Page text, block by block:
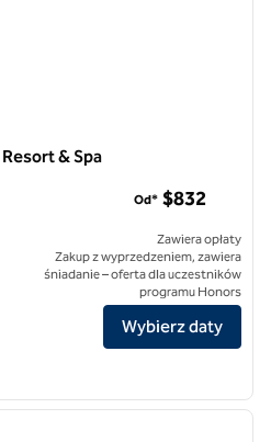
& Spa
Maldives Amingiri Resort & Spa
Od* $832
Zawiera opłaty
Zakup z wyprzedzeniem, zawiera
śniadanie – oferta dla uczestników
programu Honors
Wybierz daty